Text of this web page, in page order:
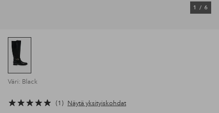
1 / 6
Väri: Black
1 Näytä yksityiskohdat